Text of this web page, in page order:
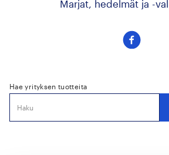
Marjat, hedelmät ja -
Seuraa
Hae yrityksen tuotteita